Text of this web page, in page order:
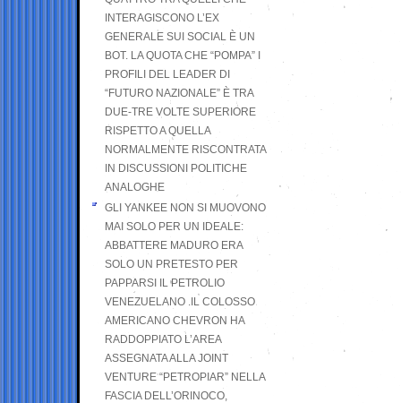
INTERAGISCONO L’EX
GENERALE SUI SOCIAL È UN
BOT. LA QUOTA CHE “POMPA” I
PROFILI DEL LEADER DI
“FUTURO NAZIONALE” È TRA
DUE-TRE VOLTE SUPERIORE
RISPETTO A QUELLA
NORMALMENTE RISCONTRATA
IN DISCUSSIONI POLITICHE
ANALOGHE
GLI YANKEE NON SI MUOVONO
MAI SOLO PER UN IDEALE:
ABBATTERE MADURO ERA
SOLO UN PRETESTO PER
PAPPARSI IL PETROLIO
VENEZUELANO .IL COLOSSO
AMERICANO CHEVRON HA
RADDOPPIATO L’AREA
ASSEGNATA ALLA JOINT
VENTURE “PETROPIAR” NELLA
FASCIA DELL’ORINOCO,